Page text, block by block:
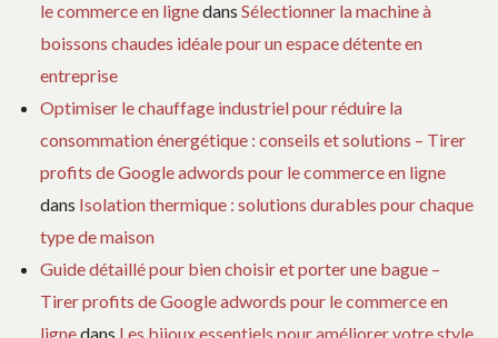
le commerce en lignedans Sélectionner la machine à
boissons chaudes idéale pour un espace détente en
entreprise
Optimiser le chauffage industriel pour réduire la
consommation énergétique : conseils et solutions – Tirer
profits de Google adwords pour le commerce en ligne
dans Isolation thermique : solutions durables pour chaque
type de maison
Guide détaillé pour bien choisir et porter une bague –
Tirer profits de Google adwords pour le commerce en
lignedans Les bijoux essentiels pour améliorer votre style